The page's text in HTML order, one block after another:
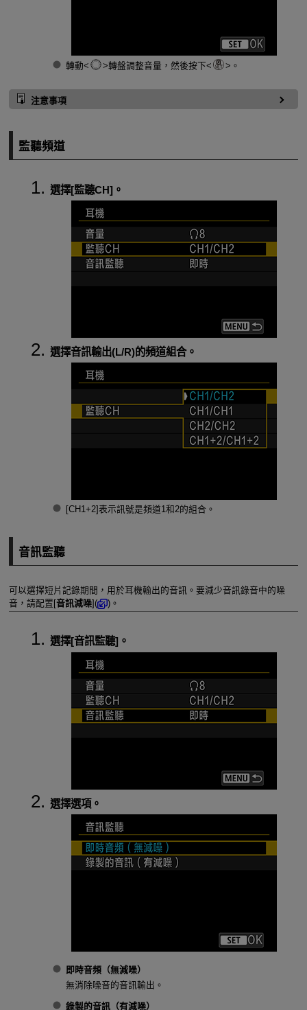
轉動 轉盤調整音量，然後按下 。
注意事項
監聽頻道
選擇[監聽CH]。
選擇音訊輸出(L/R)的頻道組合。
[CH1+2]表示訊號是頻道1和2的組合。
音訊監聽
可以選擇短片記錄期間，用於耳機輸出的音訊。要減少音訊錄音中的噪
音，請配置[音訊減噪]( )。
選擇[音訊監聽]。
選擇選項。
即時音頻（無減噪）
無消除噪音的音訊輸出。
錄製的音訊（有減噪）